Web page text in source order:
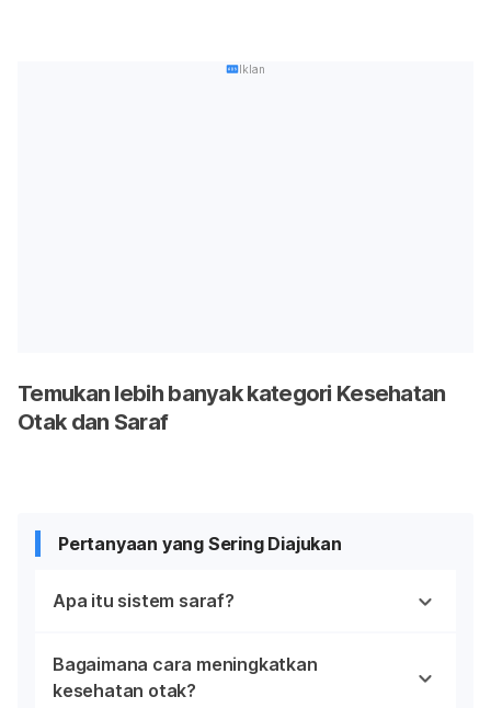
Iklan
Temukan lebih banyak kategori Kesehatan
Otak dan Saraf
Pertanyaan yang Sering Diajukan
Apa itu sistem saraf?
Bagaimana cara meningkatkan
kesehatan otak?